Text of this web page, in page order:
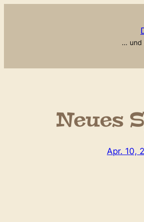
… und
Neues
Apr. 10,